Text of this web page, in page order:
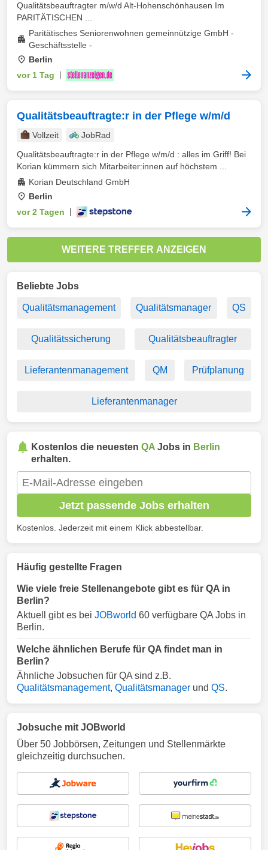
Qualitätsbeauftragter m/w/d Alt-Hohenschönhausen Im
PARITÄTISCHEN ...
Paritätisches Seniorenwohnen gemeinnützige GmbH -
Geschäftsstelle -
Berlin
vor 1 Tag
Qualitätsbeauftragte:r in der Pflege w/m/d
Vollzeit
JobRad
Qualitätsbeauftragte:r in der Pflege w/m/d : alles im Griff! Bei
Korian kümmern sich Mitarbeiter:innen auf höchstem ...
Korian Deutschland GmbH
Berlin
vor 2 Tagen
WEITERE TREFFER ANZEIGEN
Beliebte Jobs
Qualitätsmanagement Qualitätsmanager QS
Qualitätssicherung Qualitätsbeauftragter
Lieferantenmanagement QM Prüfplanung
Lieferantenmanager
Kostenlos die neuesten QA Jobs in Berlin
erhalten.
Jetzt passende Jobs erhalten
Kostenlos. Jederzeit mit einem Klick abbestellbar.
Häufig gestellte Fragen
Wie viele freie Stellenangebote gibt es für QA in
Berlin?
Aktuell gibt es bei JOBworld 60 verfügbare QA Jobs in
Berlin.
Welche ähnlichen Berufe für QA findet man in
Berlin?
Ähnliche Jobsuchen für QA sind z.B.
Qualitätsmanagement, Qualitätsmanager und QS.
Jobsuche mit JOBworld
Über 50 Jobbörsen, Zeitungen und Stellenmärkte
gleichzeitig durchsuchen.